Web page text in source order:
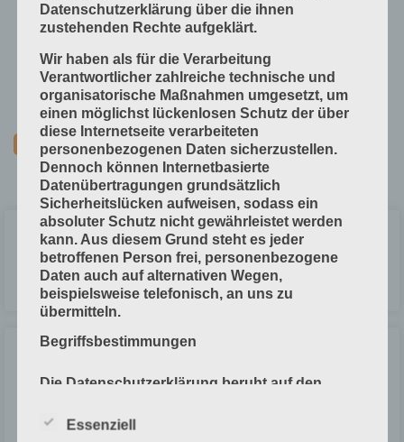
Produkte industriell herstellen
Verfahrenstechniken
Vorprodukte und Produktdaten
Einrichten und Falzen
LESEN »
Falzmaschinen Weitere Zusatz-
Einrichtungen
LESEN »
Datenschutzerklärung über die ihnen
zustehenden Rechte aufgeklärt.
Wir haben als für die Verarbeitung
Verantwortlicher zahlreiche technische und
organisatorische Maßnahmen umgesetzt, um
einen möglichst lückenlosen Schutz der über
diese Internetseite verarbeiteten
personenbezogenen Daten sicherzustellen.
Dennoch können Internetbasierte
Datenübertragungen grundsätzlich
Sicherheitslücken aufweisen, sodass ein
absoluter Schutz nicht gewährleistet werden
kann. Aus diesem Grund steht es jeder
betroffenen Person frei, personenbezogene
Daten auch auf alternativen Wegen,
beispielsweise telefonisch, an uns zu
übermitteln.
Begriffsbestimmungen
Die Datenschutzerklärung beruht auf den
Richtlinien- und Verordnungsgeber beim
Erlass der Datenschutz-Grundverordnung (DS-
Essenziell